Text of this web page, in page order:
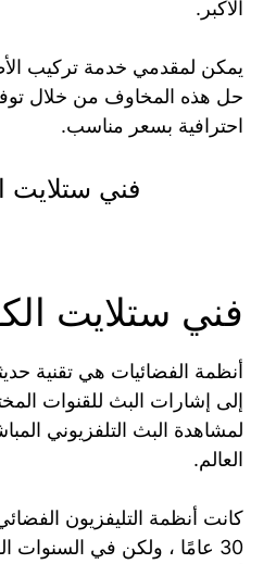
الأكبر.
يمكن لمقدمي خدمة تركيب
حل هذه المخاوف من خلال
احترافية بسعر مناسب.
فني ستلايت
فني ستلايت
أنظمة الفضائيات هي تقنية
إلى إشارات البث للقنوات
لمشاهدة البث التلفزيوني
العالم.
كانت أنظمة التليفزيون
30 عامًا ، ولكن في السنوات